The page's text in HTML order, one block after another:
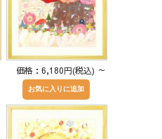
価格：6,180円(税込) ～